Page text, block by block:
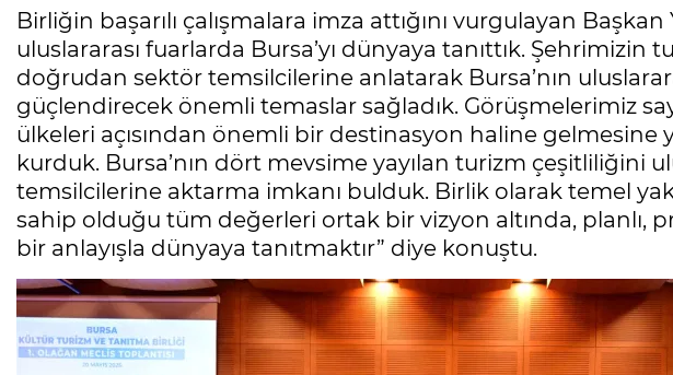
Birliğin başarılı çalışmalara imza attığını vurgulayan Başkan
uluslararası fuarlarda Bursa’yı dünyaya tanıttık. Şehrimizin
doğrudan sektör temsilcilerine anlatarak Bursa’nın
güçlendirecek önemli temaslar sağladık. Görüşmelerimiz
ülkeleri açısından önemli bir destinasyon haline gelmesine
kurduk. Bursa’nın dört mevsime yayılan turizm çeşitliliğini
temsilcilerine aktarma imkanı bulduk. Birlik olarak temel
sahip olduğu tüm değerleri ortak bir vizyon altında, planlı,
bir anlayışla dünyaya tanıtmaktır” diye konuştu.